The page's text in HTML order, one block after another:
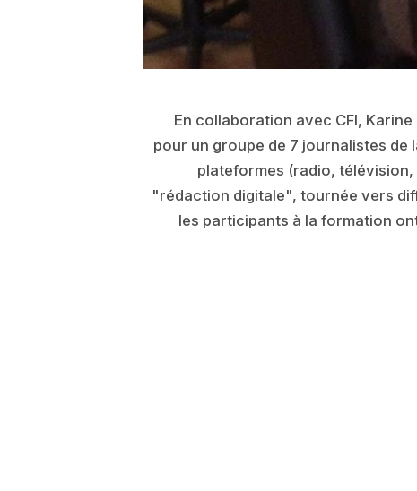
En collaboration avec CFI,
pour un groupe de 7 journalistes de
plateformes (radio,
"rédaction digitale", tournée vers
les participants à la formation